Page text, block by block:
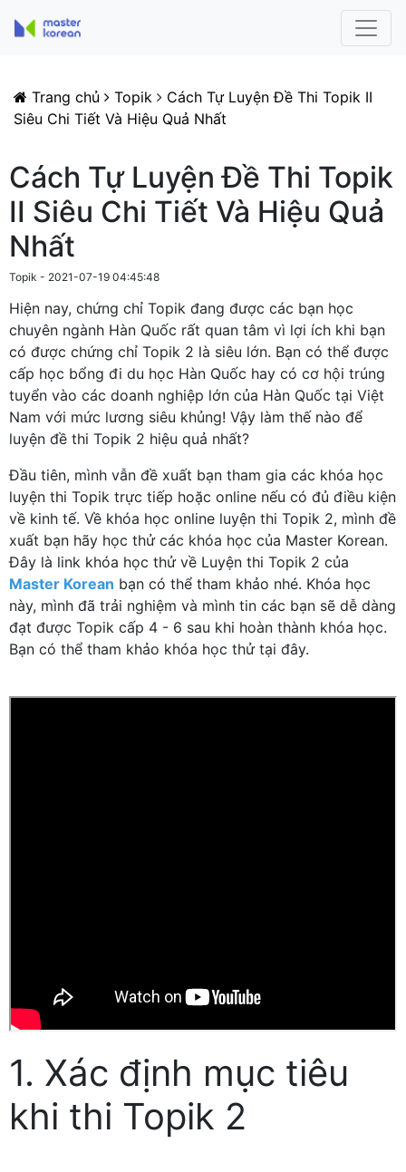
Trang chủ Topik
Cách Tự Luyện Đề Thi Topik II
Siêu Chi Tiết Và Hiệu Quả Nhất
Cách Tự Luyện Đề Thi Topik
II Siêu Chi Tiết Và Hiệu Quả
Nhất
Topik - 2021-07-19 04:45:48
Hiện nay, chứng chỉ Topik đang được các bạn học
chuyên ngành Hàn Quốc rất quan tâm vì lợi ích khi bạn
có được chứng chỉ Topik 2 là siêu lớn. Bạn có thể được
cấp học bổng đi du học Hàn Quốc hay có cơ hội trúng
tuyển vào các doanh nghiệp lớn của Hàn Quốc tại Việt
Nam với mức lương siêu khủng! Vậy làm thế nào để
luyện đề thi Topik 2 hiệu quả nhất?
Đầu tiên, mình vẫn đề xuất bạn tham gia các khóa học
luyện thi Topik trực tiếp hoặc online nếu có đủ điều kiện
về kinh tế. Về khóa học online luyện thi Topik 2, mình đề
xuất bạn hãy học thử các khóa học của Master Korean.
Đây là link khóa học thử về Luyện thi Topik 2 của
Master Korean bạn có thể tham khảo nhé. Khóa học
này, mình đã trải nghiệm và mình tin các bạn sẽ dễ dàng
đạt được Topik cấp 4 - 6 sau khi hoàn thành khóa học.
Bạn có thể tham khảo khóa học thử tại đây.
1. Xác định mục tiêu
khi thi Topik 2